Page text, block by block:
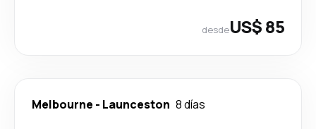
desdeUS$ 85
Melbourne - Launceston 8 días